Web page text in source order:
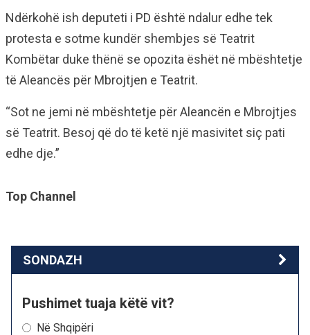
Ndërkohë ish deputeti i PD është ndalur edhe tek
protesta e sotme kundër shembjes së Teatrit
Kombëtar duke thënë se opozita ëshët në mbështetje
të Aleancës për Mbrojtjen e Teatrit.
“Sot ne jemi në mbështetje për Aleancën e Mbrojtjes
së Teatrit. Besoj që do të ketë një masivitet siç pati
edhe dje.”
Top Channel
SONDAZH
Pushimet tuaja këtë vit?
Në Shqipëri